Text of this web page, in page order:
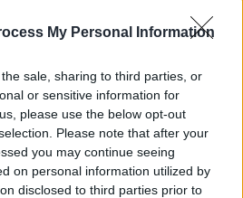
My Personal Information
sale, sharing to third parties, or
or sensitive information for
please use the below opt-out
Please note that after your
you may continue seeing
on personal information utilized by
disclosed to third parties prior to
invázióra számít. Eközben
megszólaltak a
érte, a
6 ember életét veszítette.
egy cikkben.
Új percről percre